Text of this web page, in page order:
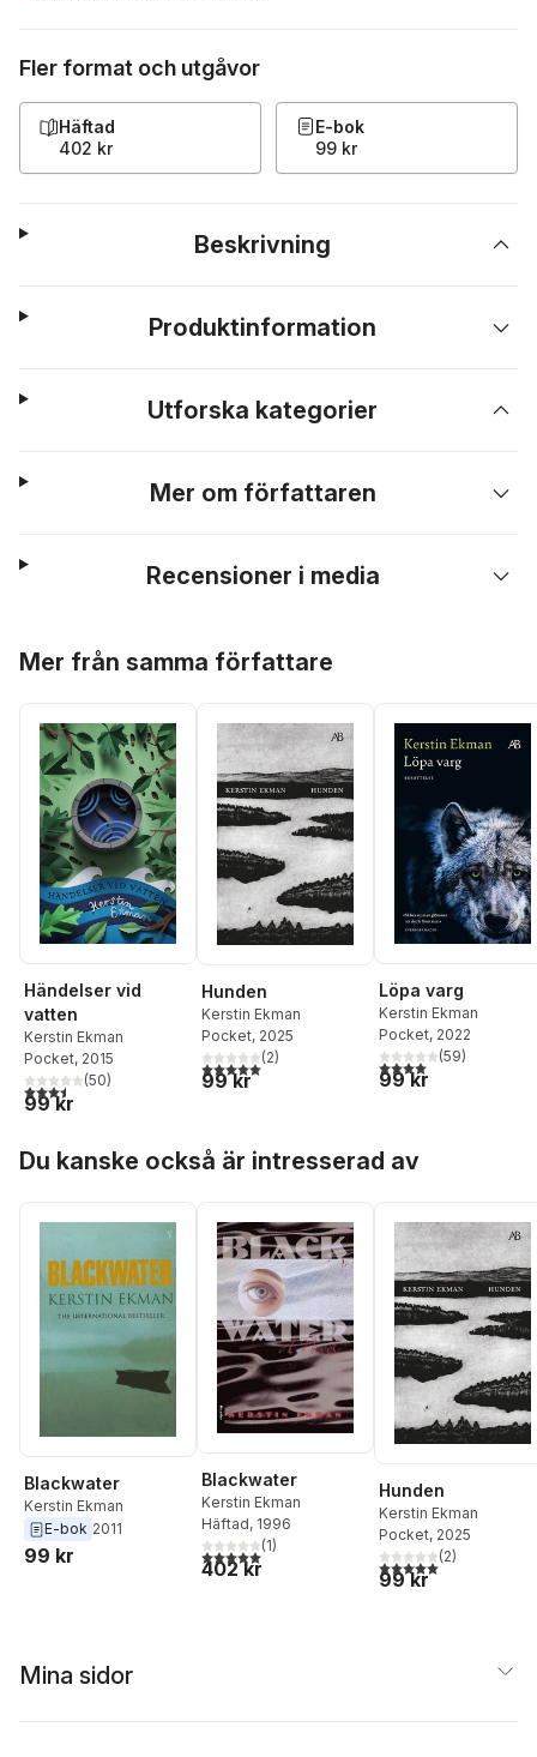
Fler format och utgåvor
Häftad
402 kr
E-bok
99 kr
Beskrivning
Produktinformation
Utforska kategorier
Mer om författaren
Recensioner i media
Mer från samma författare
Händelser vid
vatten
Kerstin Ekman
Pocket, 2015
3,5utav 5 stjärnor. Totalt antal röster:
(50)
99 kr
Hunden
Kerstin Ekman
Pocket, 2025
5,0utav 5 stjärnor. Totalt antal röster:
(2)
99 kr
Löpa varg
Kerstin Ekman
Pocket, 2022
4,0utav 5 stjärnor.
(59)
99 kr
Du kanske också är intresserad av
Blackwater
Kerstin Ekman
E-bok 2011
99 kr
Blackwater
Kerstin Ekman
Häftad, 1996
5,0utav 5 stjärnor. Totalt antal röster:
(1)
402 kr
Hunden
Kerstin Ekman
Pocket, 2025
5,0utav 5 stjärnor.
(2)
99 kr
Mina sidor